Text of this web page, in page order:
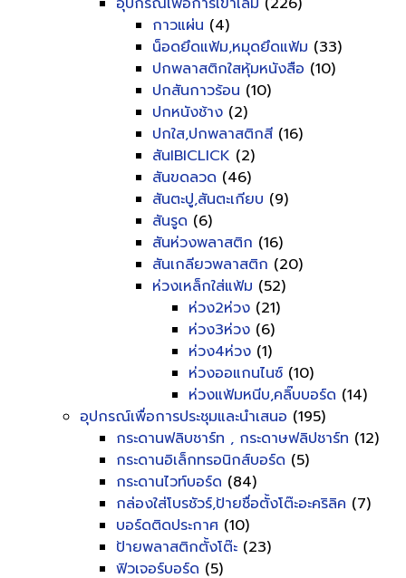
กาวแผ่น (4)
น็อดยึดแฟ้ม,หมุดยึดแฟ้ม (33)
ปกพลาสติกใสหุ้มหนังสือ (10)
ปกสันกาวร้อน (10)
ปกหนังช้าง (2)
ปกใส,ปกพลาสติกสี (16)
สันIBICLICK (2)
สันขดลวด (46)
สันตะปู,สันตะเกียบ (9)
สันรูด (6)
สันห่วงพลาสติก (16)
สันเกลียวพลาสติก (20)
ห่วงเหล็กใส่แฟ้ม (52)
ห่วง2ห่วง (21)
ห่วง3ห่วง (6)
ห่วง4ห่วง (1)
ห่วงออแกนไนซ์ (10)
ห่วงแฟ้มหนีบ,คลิ๊บบอร์ด (14)
อุปกรณ์เพื่อการประชุมและนำเสนอ (195)
กระดานฟลิบชาร์ท , กระดาษฟลิปชาร์ท (12)
กระดานอิเล็กทรอนิกส์บอร์ด (5)
กระดานไวท์บอร์ด (84)
กล่องใส่โบรชัวร์,ป้ายชื่อตั้งโต๊ะอะคริลิค (7)
บอร์ดติดประกาศ (10)
ป้ายพลาสติกตั้งโต๊ะ (23)
ฟิวเจอร์บอร์ด (5)